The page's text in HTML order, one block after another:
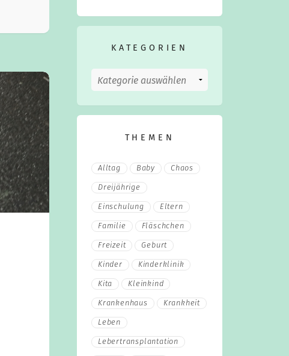
KATEGORIEN
Kategorien
THEMEN
Alltag Baby Chaos
Dreijährige
Einschulung Eltern
Familie Fläschchen
Freizeit Geburt
Kinder Kinderklinik
Kita Kleinkind
Krankenhaus Krankheit
Leben
Lebertransplantation